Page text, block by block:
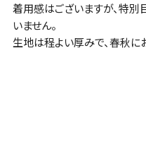
着用感はございますが、特別
いません。
生地は程よい厚みで、春秋に